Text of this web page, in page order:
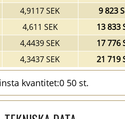
4,9117 SEK
9 823
4,611 SEK
13 833
4,4439 SEK
17 776
4,3437 SEK 21 719
kvantitet:0 50 st.